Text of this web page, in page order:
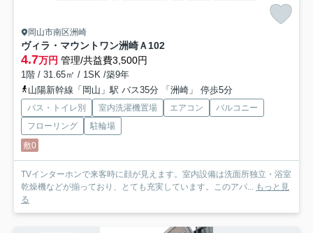
岡山市南区洲崎
ヴィラ・マウントワン洲崎Ａ 102
4.7万円 管理/共益費3,500円
1階 / 31.65㎡ / 1SK /築9年
山陽新幹線「岡山」駅 バス35分 「洲崎」 停歩5分
バス・トイレ別 室内洗濯機置場 エアコン
バルコニー
フローリング
駐輪場
敷0
TVインターホンで来客時に顔が見えます。室内設備は洗面所独立・浴室
乾燥機などが揃っており、とても充実しています。このアパ... もっと見
る